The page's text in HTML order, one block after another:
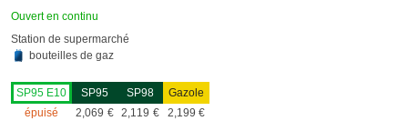
Ouvert en continu
Station de supermarché
bouteilles de gaz
SP95 E10
épuisé
SP95
2,069 €
SP98
2,119 €
Gazole
2,199 €